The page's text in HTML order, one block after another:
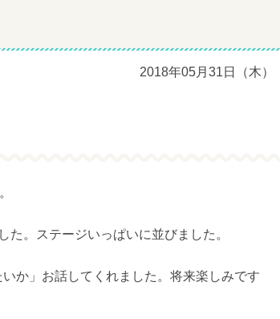
2018年05月31日（木）
。ステージいっぱいに並びました。
か」お話してくれました。将来楽しみです